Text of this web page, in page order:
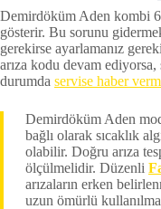
Demirdöküm Aden kombi
gösterir. Bu sorunu
gerekirse ayarlamanız
arıza kodu devam ediyorsa,
durumda servise haber
Demirdöküm Aden
bağlı olarak sıcaklık
olabilir. Doğru arıza
ölçülmelidir. Düzenli
arızaların erken
uzun ömürlü